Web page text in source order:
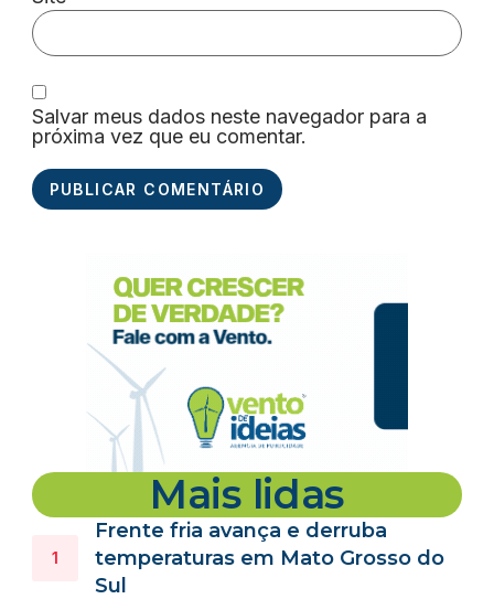
Salvar meus dados neste navegador para a
próxima vez que eu comentar.
Mais lidas
Frente fria avança e derruba
temperaturas em Mato Grosso do
Sul